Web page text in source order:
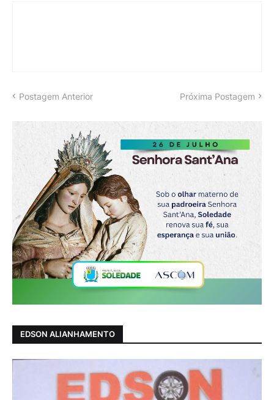
Postagem Anterior Próxima Postagem
EDSON ALIANHAMENTO